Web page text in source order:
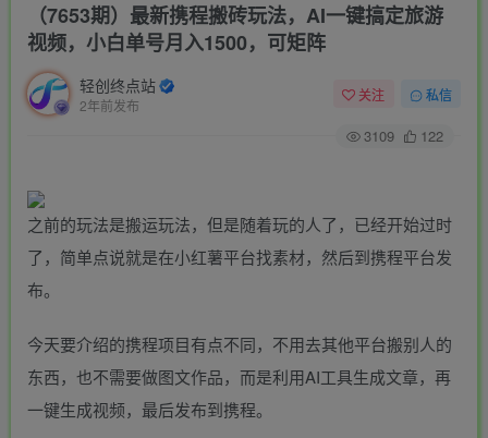
（7653期）最新携程搬砖玩法，AI一键搞定旅游
视频，小白单号月入1500，可矩阵
轻创终点站
2年前发布
关注 私信
3109 122
之前的玩法是搬运玩法，但是随着玩的人了，已经开始过时
了，简单点说就是在小红薯平台找素材，然后到携程平台发
布。
今天要介绍的携程项目有点不同，不用去其他平台搬别人的
东西，也不需要做图文作品，而是利用AI工具生成文章，再
一键生成视频，最后发布到携程。